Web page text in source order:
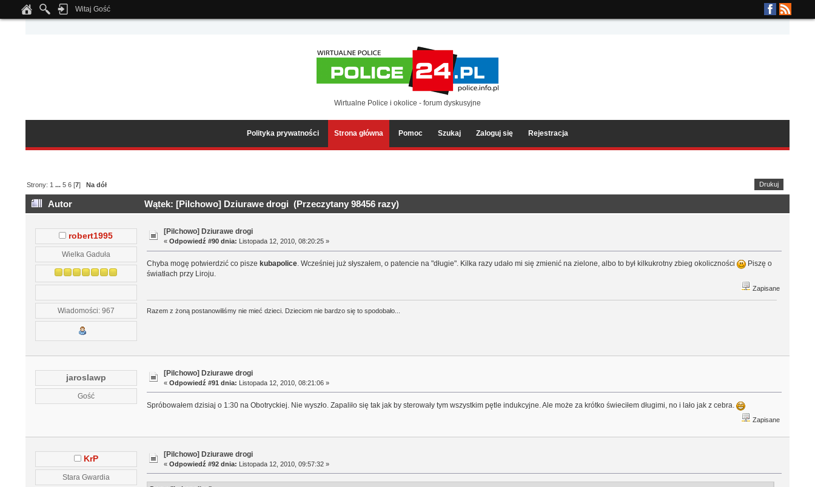
Notice: Undefined index: tapatalk_body_hook in
Witaj Gość
Wirtualne Police i okolice - forum dyskusyjne
Polityka prywatności Strona główna Pomoc Szukaj Zaloguj się Rejestracja
Drukuj
Strony: 1 ...5 6 [7]Na dół
Autor Wątek: [Pilchowo] Dziurawe drogi (Przeczytany 98456 razy)
robert1995
Wielka Gaduła
Wiadomości: 967
[Pilchowo] Dziurawe drogi
«Odpowiedź #90 dnia: Listopada 12, 2010, 08:20:25 »
Chyba mogę potwierdzić co pisze kubapolice. Wcześniej już słyszałem, o patencie na "długie". Kilka razy udało mi się zmienić na zielone, albo to był kilkukrotny zbieg okoliczności
Piszę o
światłach przy Liroju.
Zapisane
Razem z żoną postanowiliśmy nie mieć dzieci. Dzieciom nie bardzo się to spodobało...
jaroslawp
Gość
[Pilchowo] Dziurawe drogi
«Odpowiedź #91 dnia: Listopada 12, 2010, 08:21:06 »
Spróbowałem dzisiaj o 1:30 na Obotryckiej. Nie wyszło. Zapaliło się tak jak by sterowały tym wszystkim pętle indukcyjne. Ale może za krótko świeciłem długimi, no i lało jak z cebra.
Zapisane
KrP
Stara Gwardia
[Pilchowo] Dziurawe drogi
«Odpowiedź #92 dnia: Listopada 12, 2010, 09:57:32 »